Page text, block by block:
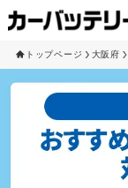
トップページ 大阪府